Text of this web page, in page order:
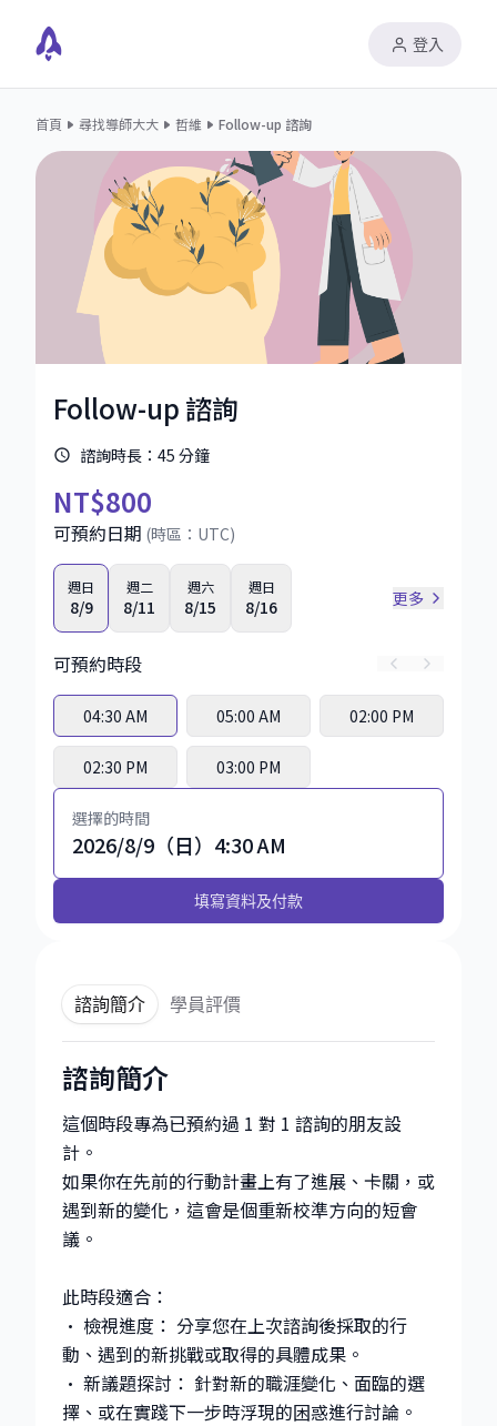
登入
首頁 尋找導師大大 哲維 Follow-up 諮詢
Follow-up 諮詢
諮詢時長： 45 分鐘
NT$800
可預約日期 (時區： UTC)
週日
8/9
週二
8/11
週六
8/15
週日
8/16 更多
可預約時段
04:30 AM 05:00 AM 02:00 PM
02:30 PM 03:00 PM
選擇的時間
2026/8/9（日）4:30 AM
填寫資料及付款
諮詢簡介 學員評價
諮詢簡介
這個時段專為已預約過 1 對 1 諮詢的朋友設
計。
如果你在先前的行動計畫上有了進展、卡關，或
遇到新的變化，這會是個重新校準方向的短會
議。
此時段適合：
• 檢視進度： 分享您在上次諮詢後採取的行
動、遇到的新挑戰或取得的具體成果。
• 新議題探討： 針對新的職涯變化、面臨的選
擇、或在實踐下一步時浮現的困惑進行討論。